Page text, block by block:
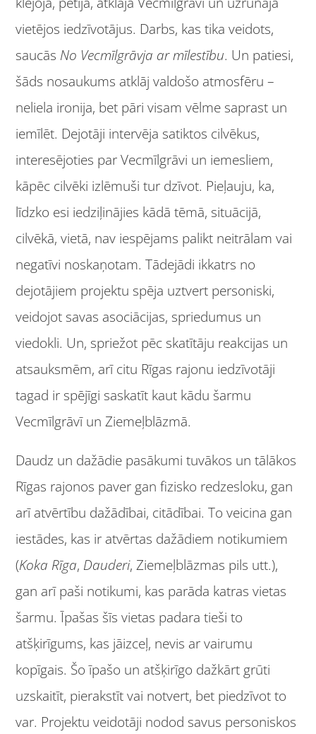
vietējos iedzīvotājus. Darbs, kas tika veidots,
saucās No Vecmīlgrāvja ar mīlestību. Un patiesi,
šāds nosaukums atklāj valdošo atmosfēru –
neliela ironija, bet pāri visam vēlme saprast un
iemīlēt. Dejotāji intervēja satiktos cilvēkus,
interesējoties par Vecmīlgrāvi un iemesliem,
kāpēc cilvēki izlēmuši tur dzīvot. Pieļauju, ka,
līdzko esi iedziļinājies kādā tēmā, situācijā,
cilvēkā, vietā, nav iespējams palikt neitrālam vai
negatīvi noskaņotam. Tādejādi ikkatrs no
dejotājiem projektu spēja uztvert personiski,
veidojot savas asociācijas, spriedumus un
viedokli. Un, spriežot pēc skatītāju reakcijas un
atsauksmēm, arī citu Rīgas rajonu iedzīvotāji
tagad ir spējīgi saskatīt kaut kādu šarmu
Vecmīlgrāvī un Ziemeļblāzmā.
Daudz un dažādie pasākumi tuvākos un tālākos
Rīgas rajonos paver gan fizisko redzesloku, gan
arī atvērtību dažādībai, citādībai. To veicina gan
iestādes, kas ir atvērtas dažādiem notikumiem
(Koka Rīga, Dauderi, Ziemeļblāzmas pils utt.),
gan arī paši notikumi, kas parāda katras vietas
šarmu. Īpašas šīs vietas padara tieši to
atšķirīgums, kas jāizceļ, nevis ar vairumu
kopīgais. Šo īpašo un atšķirīgo dažkārt grūti
uzskaitīt, pierakstīt vai notvert, bet piedzīvot to
var. Projektu veidotāji nodod savus personiskos